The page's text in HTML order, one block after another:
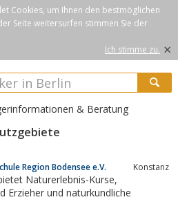
Cookies, um Ihnen den bestmöglichen
Seite weitersurfen stimmen Sie der
Ich stimme zu. ×
& Beratung
Region Bodensee e.V. Konstanz
Naturerlebnis-Kurse,
Erzieher und naturkundliche